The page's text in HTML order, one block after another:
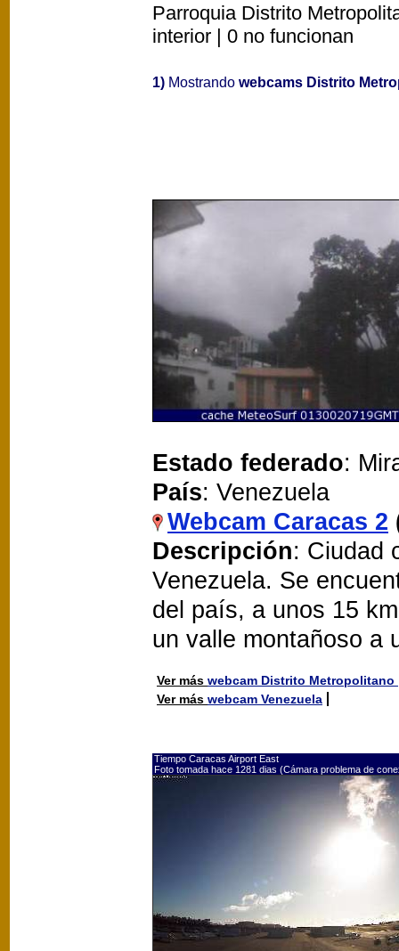
Parroquia Distrito
interior | 0 no funcionan
1) Mostrando webcams Distrito
Estado federado:
País: Venezuela
Webcam Caracas 2
Descripción: Ciudad
Venezuela. Se
del país, a unos 15
un valle montañoso a
Ver más webcam Distrito Metropolitano
Ver más webcam Venezuela
Tiempo Caracas Airport East
Foto tomada hace 1281 dias (Cámara problema de